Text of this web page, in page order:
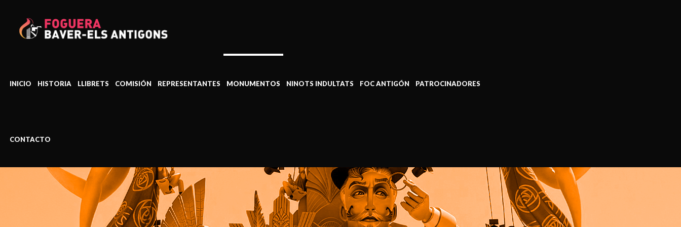
INICIO HISTORIA LLIBRETS COMISIÓN REPRESENTANTES MONUMENTOS NINOTS INDULTATS FOC ANTIGÓN PATROCINADORES
CONTACTO